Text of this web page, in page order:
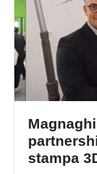
stampa